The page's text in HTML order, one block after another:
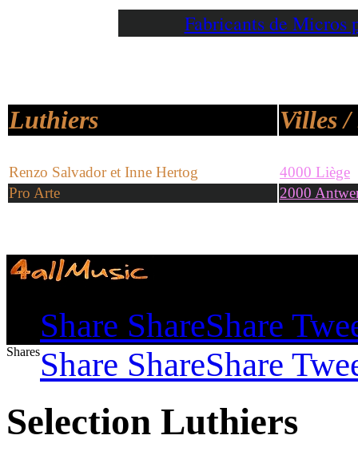
Fabricants de
Luthiers Villes /
Renzo Salvador et Inne Hertog
4000 Liège
Pro Arte
2000
Share ShareShare
SharesShare ShareShare
Selection Luthiers